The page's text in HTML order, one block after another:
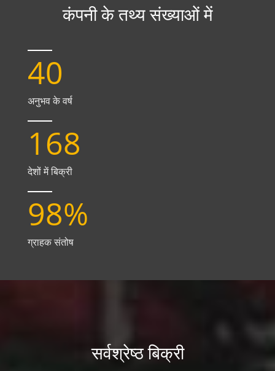
कंपनी के तथ्य संख्याओं में
40
अनुभव के वर्ष
168
देशों में बिक्री
98%
ग्राहक संतोष
सर्वश्रेष्ठ बिक्री